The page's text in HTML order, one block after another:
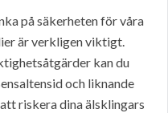
på säkerheten för våra
är verkligen viktigt.
kan du
och liknande
riskera dina älsklingars